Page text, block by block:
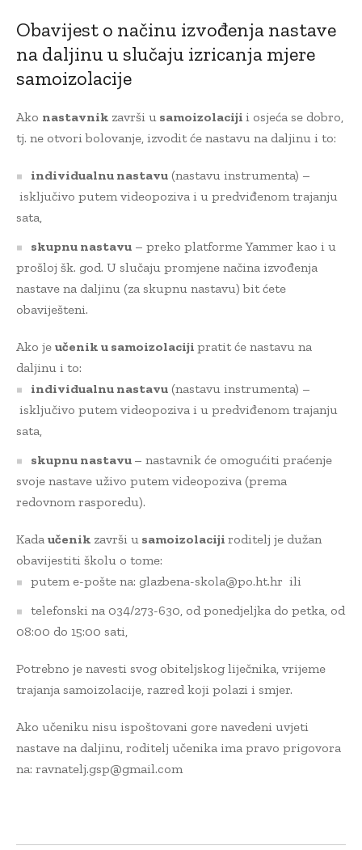
Obavijest o načinu izvođenja nastave
na daljinu u slučaju izricanja mjere
samoizolacije
Ako nastavnik završi u samoizolaciji i osjeća se dobro,
tj. ne otvori bolovanje, izvodit će nastavu na daljinu i to:
individualnu nastavu (nastavu instrumenta) –
isključivo putem videopoziva i u predviđenom trajanju
sata,
skupnu nastavu – preko platforme Yammer kao i u
prošloj šk. god. U slučaju promjene načina izvođenja
nastave na daljinu (za skupnu nastavu) bit ćete
obaviješteni.
Ako je učenik u samoizolaciji pratit će nastavu na
daljinu i to:
individualnu nastavu (nastavu instrumenta) –
isključivo putem videopoziva i u predviđenom trajanju
sata,
skupnu nastavu – nastavnik će omogućiti praćenje
svoje nastave uživo putem videopoziva (prema
redovnom rasporedu).
Kada učenik završi u samoizolaciji roditelj je dužan
obavijestiti školu o tome:
putem e-pošte na: glazbena-skola@po.ht.hr ili
telefonski na 034/273-630, od ponedjeljka do petka, od
08:00 do 15:00 sati,
Potrebno je navesti svog obiteljskog liječnika, vrijeme
trajanja samoizolacije, razred koji polazi i smjer.
Ako učeniku nisu ispoštovani gore navedeni uvjeti
nastave na daljinu, roditelj učenika ima pravo prigovora
na: ravnatelj.gsp@gmail.com